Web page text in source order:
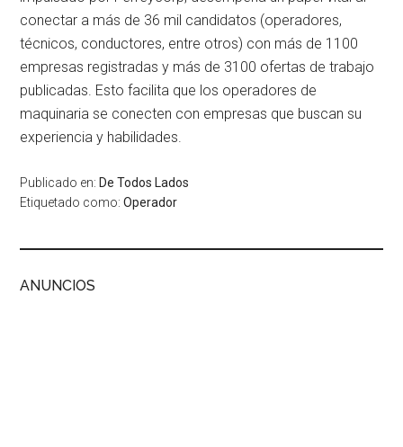
conectar a más de 36 mil candidatos (operadores,
técnicos, conductores, entre otros) con más de 1100
empresas registradas y más de 3100 ofertas de trabajo
publicadas. Esto facilita que los operadores de
maquinaria se conecten con empresas que buscan su
experiencia y habilidades.
Publicado en: De Todos Lados
Etiquetado como:Operador
ANUNCIOS